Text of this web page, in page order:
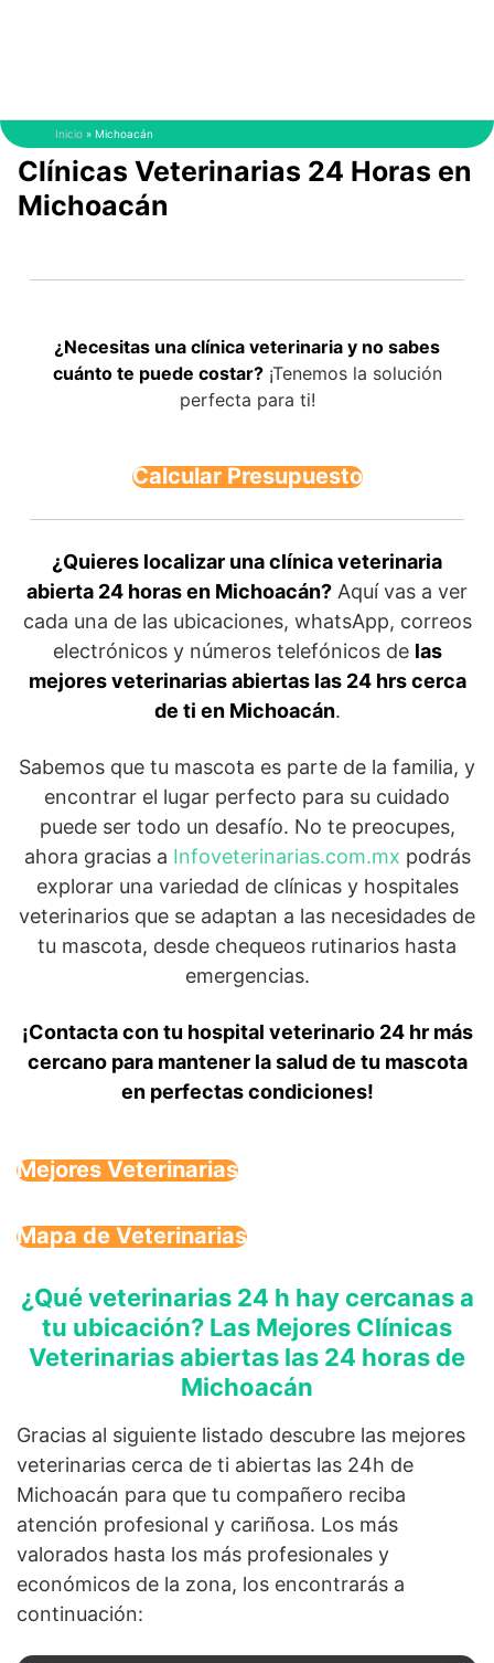
Inicio » Michoacán
Clínicas Veterinarias 24 Horas en
Michoacán
¿Necesitas una clínica veterinaria y no sabes
cuánto te puede costar?¡Tenemos la solución
perfecta para ti!
Calcular Presupuesto
¿Quieres localizar una clínica veterinaria
abierta 24 horas en Michoacán? Aquí vas a ver
cada una de las ubicaciones, whatsApp, correos
electrónicos y números telefónicos de las
mejores veterinarias abiertas las 24 hrs cerca
de ti en Michoacán.
Sabemos que tu mascota es parte de la familia, y
encontrar el lugar perfecto para su cuidado
puede ser todo un desafío. No te preocupes,
ahora gracias a Infoveterinarias.com.mx podrás
explorar una variedad de clínicas y hospitales
veterinarios que se adaptan a las necesidades de
tu mascota, desde chequeos rutinarios hasta
emergencias.
¡Contacta con tu hospital veterinario 24 hr más
cercano para mantener la salud de tu mascota
en perfectas condiciones!
Mejores Veterinarias
Mapa de Veterinarias
¿Qué veterinarias 24 h hay cercanas a
tu ubicación? Las Mejores Clínicas
Veterinarias abiertas las 24 horas de
Michoacán
Gracias al siguiente listado descubre las mejores
veterinarias cerca de ti abiertas las 24h de
Michoacán para que tu compañero reciba
atención profesional y cariñosa. Los más
valorados hasta los más profesionales y
económicos de la zona, los encontrarás a
continuación: